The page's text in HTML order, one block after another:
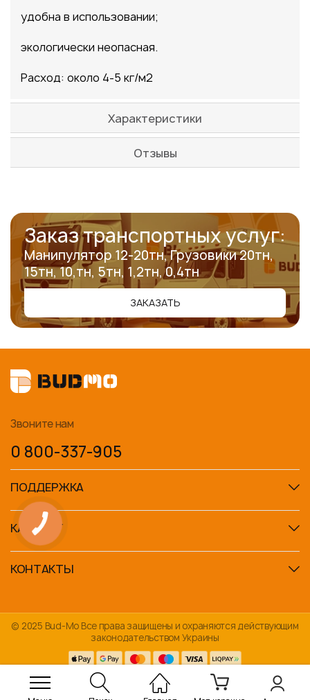
удобна в использовании;
экологически неопасная.
Расход: около 4-5 кг/м2
Характеристики
Отзывы
Заказ транспортных услуг:
Манипулятор 12-20тн, Грузовики 20тн,
15тн, 10,тн, 5тн, 1,2тн, 0,4тн
ЗАКАЗАТЬ
Звоните нам
0 800-337-905
ПОДДЕРЖКА
КАТАЛОГ
КОНТАКТЫ
© 2025 Bud-Mo Все права защищены и охраняются действующим
законодательством Украины